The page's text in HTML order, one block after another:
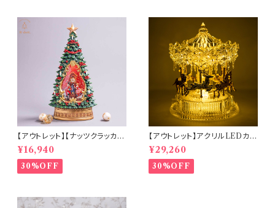
【アウトレット】【ナッツクラッカー
ツリー】リキッドLEDスノードー
ム【電池・USB仕様】(hr-1093
4)
¥16,940
30%OFF
【アウトレット】アクリルLEDカル
ーセルミュージック(10350)
¥29,260
30%OFF